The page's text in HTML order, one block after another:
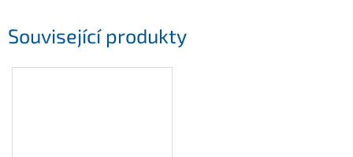
zboží
TONERY
Související produkty